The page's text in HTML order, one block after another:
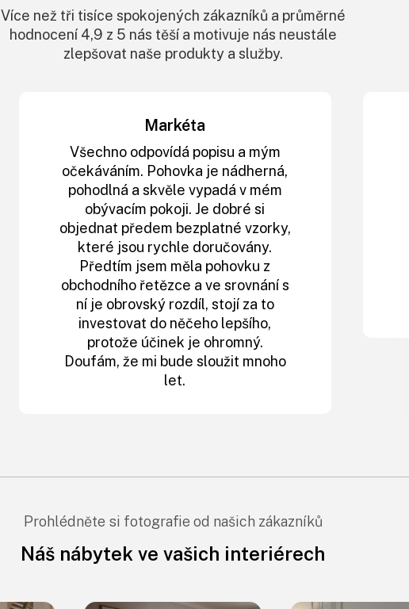
Více než tři tisíce spokojených zákazníků a průměrné
hodnocení 4,9 z 5 nás těší a motivuje nás neustále
zlepšovat naše produkty a služby.
Markéta
Všechno odpovídá popisu a mým
očekáváním. Pohovka je nádherná,
pohodlná a skvěle vypadá v mém
obývacím pokoji. Je dobré si
objednat předem bezplatné vzorky,
které jsou rychle doručovány.
Předtím jsem měla pohovku z
obchodního řetězce a ve srovnání s
ní je obrovský rozdíl, stojí za to
investovat do něčeho lepšího,
protože účinek je ohromný.
Doufám, že mi bude sloužit mnoho
let.
Prohlédněte si fotografie od našich zákazníků
Náš nábytek ve vašich interiérech